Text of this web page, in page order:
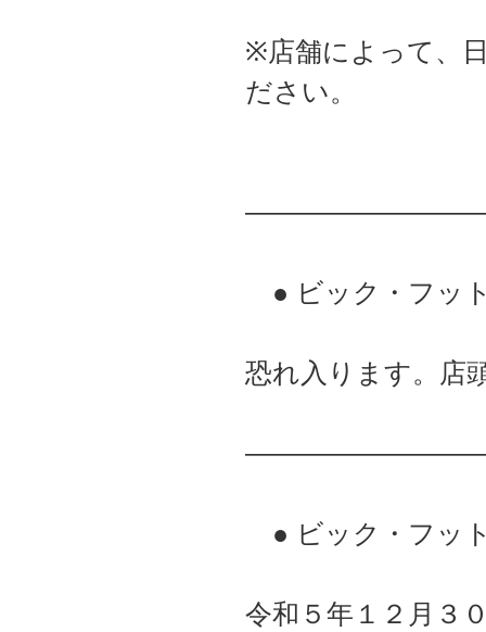
※店舗によって、
ださい。
● ビック・フッ
恐れ入ります。店
● ビック・フッ
令和５年１２月３